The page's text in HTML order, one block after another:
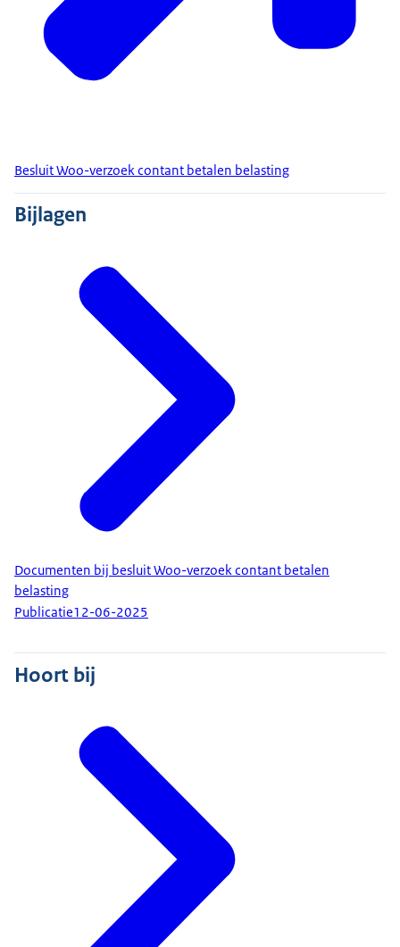
Besluit Woo-verzoek contant betalen belasting
Bijlagen
Documenten bij besluit Woo-verzoek contant betalen
belasting
Publicatie12-06-2025
Hoort bij